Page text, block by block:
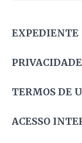
EXPEDIENTE
PRIVACIDADE
TERMOS DE
ACESSO